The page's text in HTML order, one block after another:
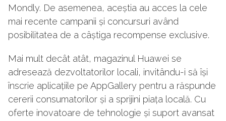
Mondly. De asemenea, aceștia au acces la cele
mai recente campanii și concursuri având
posibilitatea de a câștiga recompense exclusive.
Mai mult decât atât, magazinul Huawei se
adresează dezvoltatorilor locali, invitându-i să își
înscrie aplicațiile pe AppGallery pentru a răspunde
cererii consumatorilor și a sprijini piața locală. Cu
oferte inovatoare de tehnologie și suport avansat